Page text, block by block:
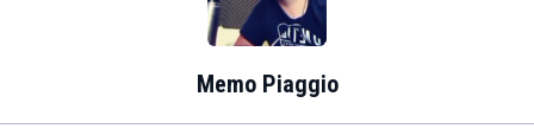
Memo Piaggio